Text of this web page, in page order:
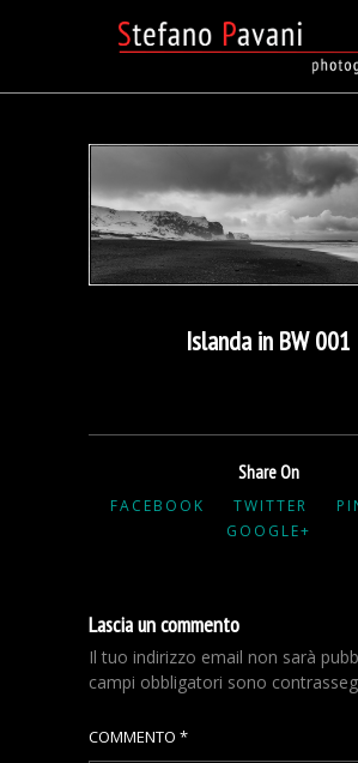
Islanda in BW 001
Share On
FACEBOOK TWITTER
GOOGLE+
Lascia un commento
Il tuo indirizzo email non sarà
campi obbligatori sono
COMMENTO *